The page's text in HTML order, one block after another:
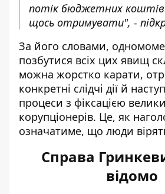
потік бюджетних коштів
щось отримувати", -
За його словами,
позбутися всіх цих явищ
можна жорстко карати,
конкретні слідчі дії й
процеси з фіксацією
корупціонерів. Це, як
означатиме, що люди
Справа
відомо